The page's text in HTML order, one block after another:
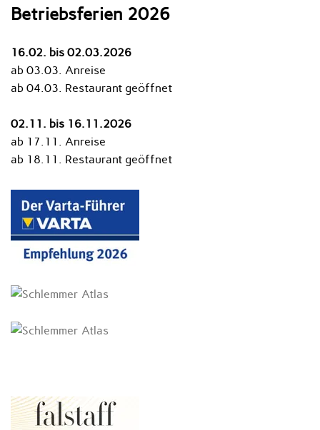
Betriebsferien 2026
16.02. bis 02.03.2026
ab 03.03. Anreise
ab 04.03. Restaurant geöffnet
02.11. bis 16.11.2026
ab 17.11. Anreise
ab 18.11. Restaurant geöffnet